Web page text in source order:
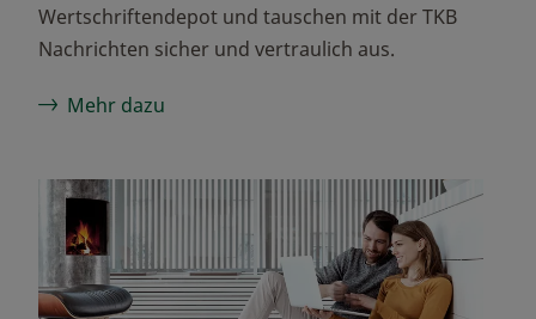
Wertschriftendepot und tauschen mit der TKB
Nachrichten sicher und vertraulich aus.
Mehr dazu